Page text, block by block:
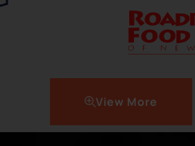
View More